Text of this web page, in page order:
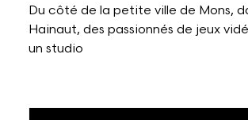
Du côté de la petite ville de Mons,
Hainaut, des passionnés de jeux
un studio